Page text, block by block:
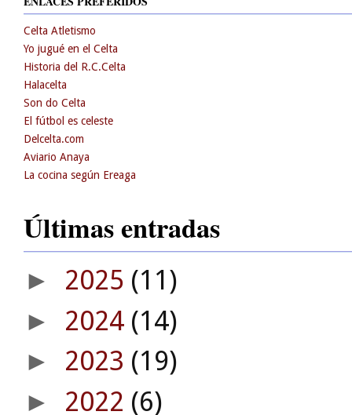
Celta Atletismo
Yo jugué en el Celta
Historia del R.C.Celta
Halacelta
Son do Celta
El fútbol es celeste
Delcelta.com
Aviario Anaya
La cocina según Ereaga
Últimas entradas
► 2025 (11)
► 2024 (14)
► 2023 (19)
► 2022 (6)